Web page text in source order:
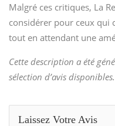
Malgré ces critiques, La
considérer pour ceux qui
tout en attendant une
Cette description a été
sélection d’avis disponibles.
Laissez Votre Avis